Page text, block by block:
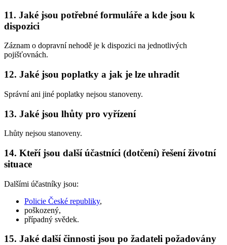
11. Jaké jsou potřebné formuláře a kde jsou k
dispozici
Záznam o dopravní nehodě je k dispozici na jednotlivých
pojišťovnách.
12. Jaké jsou poplatky a jak je lze uhradit
Správní ani jiné poplatky nejsou stanoveny.
13. Jaké jsou lhůty pro vyřízení
Lhůty nejsou stanoveny.
14. Kteří jsou další účastníci (dotčení) řešení životní
situace
Dalšími účastníky jsou:
Policie České republiky,
poškozený,
případný svědek.
15. Jaké další činnosti jsou po žadateli požadovány